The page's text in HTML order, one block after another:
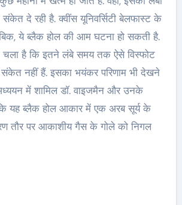
दे रही है. क्‍वींस यूनिवर्सिटी बेलफास्ट के
ये ब्लैक होल की आम घटना हो सकती है.
चला है कि इतने लंबे समय तक ऐसे विस्फोट
नहीं हैं. इसका भयंकर परिणाम भी देखने
में शामिल डॉ. वाइजमैन और उनके
कि यह ब्‍लैक होल आकार में एक अरब सूर्य के
तौर पर आकाशीय गैस के गोले को निगल